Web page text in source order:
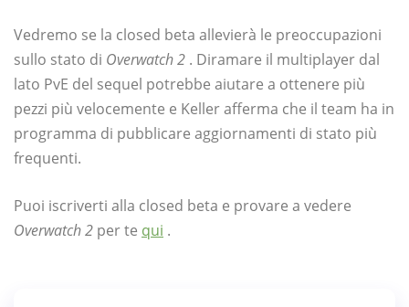
Vedremo se la closed beta allevierà le preoccupazioni
sullo stato di Overwatch 2 . Diramare il multiplayer dal
lato PvE del sequel potrebbe aiutare a ottenere più
pezzi più velocemente e Keller afferma che il team ha in
programma di pubblicare aggiornamenti di stato più
frequenti.
Puoi iscriverti alla closed beta e provare a vedere
Overwatch 2 per te qui .